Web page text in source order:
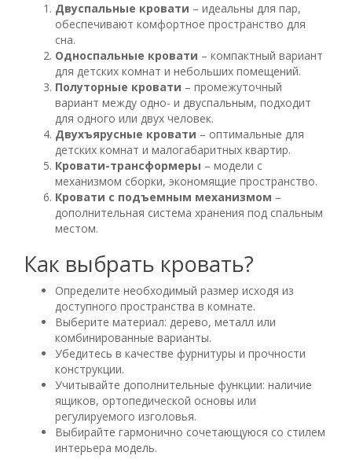
Двуспальные кровати – идеальны для пар,
обеспечивают комфортное пространство для
сна.
Односпальные кровати – компактный вариант
для детских комнат и небольших помещений.
Полуторные кровати – промежуточный
вариант между одно- и двуспальным, подходит
для одного или двух человек.
Двухъярусные кровати – оптимальные для
детских комнат и малогабаритных квартир.
Кровати-трансформеры – модели с
механизмом сборки, экономящие пространство.
Кровати с подъемным механизмом –
дополнительная система хранения под спальным
местом.
Как выбрать кровать?
Определите необходимый размер исходя из
доступного пространства в комнате.
Выберите материал: дерево, металл или
комбинированные варианты.
Убедитесь в качестве фурнитуры и прочности
конструкции.
Учитывайте дополнительные функции: наличие
ящиков, ортопедической основы или
регулируемого изголовья.
Выбирайте гармонично сочетающуюся со стилем
интерьера модель.